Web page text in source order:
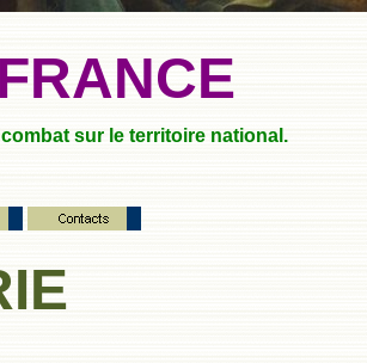
sur le territoire national.